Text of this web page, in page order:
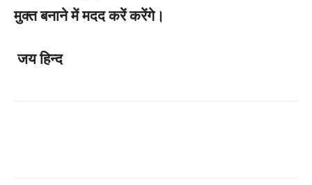
मुक्त बनाने में मदद करें करेंगे।
जय हिन्द